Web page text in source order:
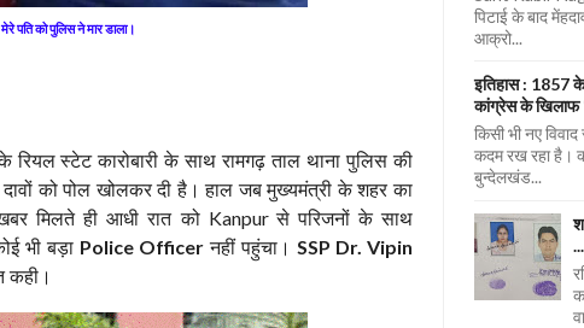
मेरे पति को पुलिस ने मार डाला।
रियल स्टेट कारोबारी के साथ रामगढ़ ताल थाना पुलिस की
को पोल खोलकर दी है। हाल जब मुख्यमंत्री के शहर का
मिलते ही आधी रात को Kanpurसे परिजनों के साथ
भी बड़ा Police Officerनहीं पहुंचा। SSP Dr. Vipin
कही।
पिटाई के बाद
आक्रो...
इतिहास : 1857
कांग्रेस के खिलाफ
किसी भी नए
कदम रख रहा है।
बुन्देलखंड...